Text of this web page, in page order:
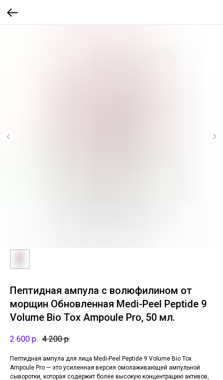
Пептидная ампула с волюфилином от
морщин Обновленная Medi-Peel Peptide 9
Volume Bio Tox Ampoule Pro, 50 мл.
2 600 р. 4 200 р.
Пептидная ампула для лица Medi-Peel Peptide 9 Volume Bio Tox
Ampoule Pro — это усиленная версия омолаживающей ампульной
сыворотки, которая содержит более высокую концентрацию активов,